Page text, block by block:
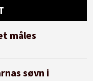
måles
søvn i